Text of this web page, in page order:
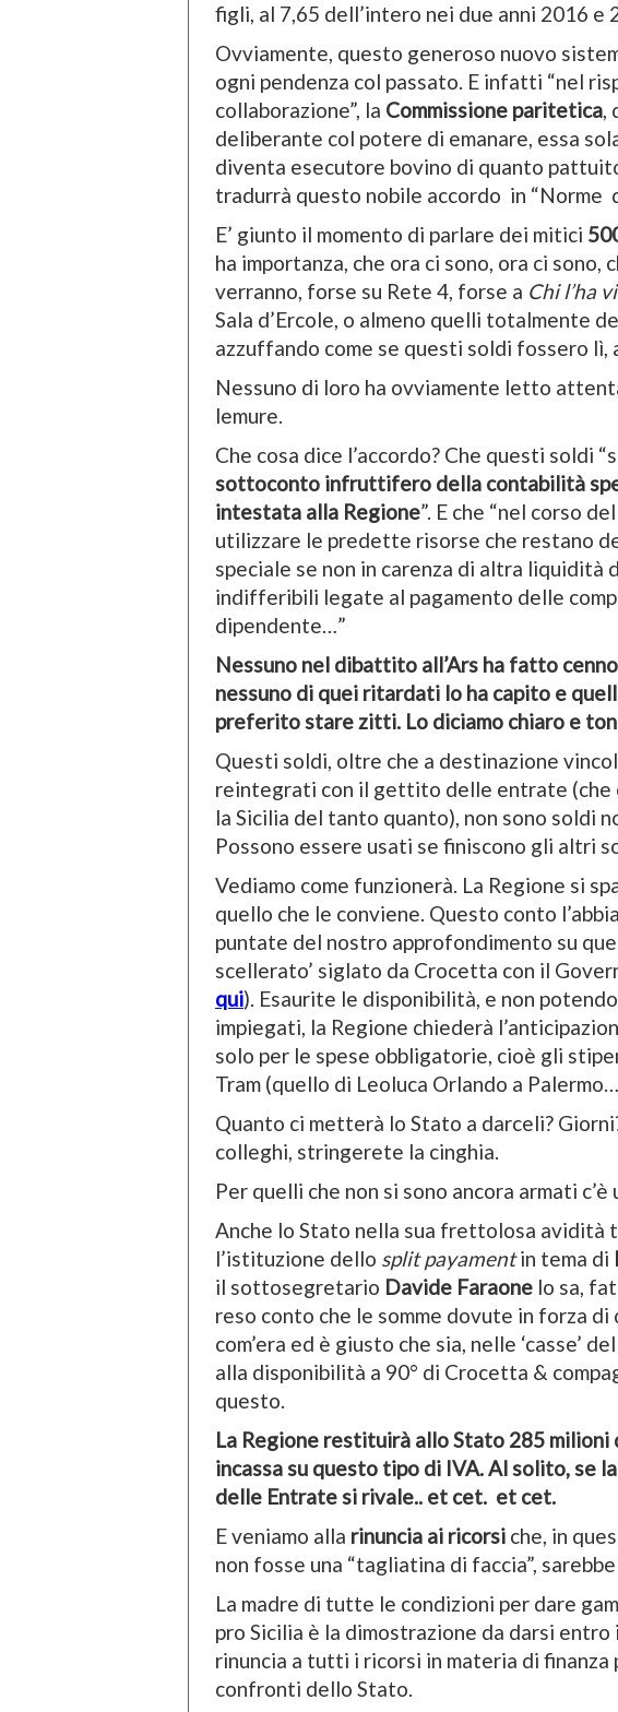
figli, al 7,65 dell’intero nei due anni 2016 e
Ovviamente, questo generoso nuovo
ogni pendenza col passato. E infatti “nel
collaborazione”, la Commissione paritetica,
deliberante col potere di emanare, essa
diventa esecutore bovino di quanto
tradurrà questo nobile accordo in “Norme
E’ giunto il momento di parlare dei mitici
ha importanza, che ora ci sono, ora ci sono,
verranno, forse su Rete 4, forse a Chi l’ha
Sala d’Ercole, o almeno quelli totalmente
azzuffando come se questi soldi fossero lì,
Nessuno di loro ha ovviamente letto
lemure.
Che cosa dice l’accordo? Che questi soldi
sottoconto infruttifero della contabilità
intestata alla Regione”. E che “nel corso
utilizzare le predette risorse che restano
speciale se non in carenza di altra liquidità
indifferibili legate al pagamento delle
dipendente…”
Nessuno nel dibattito all’Ars ha fatto
nessuno di quei ritardati lo ha capito e
preferito stare zitti. Lo diciamo chiaro e
Questi soldi, oltre che a destinazione
reintegrati con il gettito delle entrate (che
la Sicilia del tanto quanto), non sono soldi
Possono essere usati se finiscono gli altri
Vediamo come funzionerà. La Regione si
quello che le conviene. Questo conto
puntate del nostro approfondimento su
scellerato’ siglato da Crocetta con il
qui). Esaurite le disponibilità, e non
impiegati, la Regione chiederà
solo per le spese obbligatorie, cioè gli
Tram (quello di Leoluca Orlando a
Quanto ci metterà lo Stato a darceli?
colleghi, stringerete la cinghia.
Per quelli che non si sono ancora armati c’è
Anche lo Stato nella sua frettolosa avidità
l’istituzione dello split payamentin tema di
il sottosegretario Davide Faraone lo sa,
reso conto che le somme dovute in forza di
com’era ed è giusto che sia, nelle ‘casse’
alla disponibilità a 90° di Crocetta &
questo.
La Regione restituirà allo Stato 285 milioni
incassa su questo tipo di IVA. Al solito, se
delle Entrate si rivale.. et cet. et cet.
E veniamo alla rinuncia ai ricorsi che, in
non fosse una “tagliatina di faccia”,
La madre di tutte le condizioni per dare
pro Sicilia è la dimostrazione da darsi
rinuncia a tutti i ricorsi in materia di finanza
confronti dello Stato.